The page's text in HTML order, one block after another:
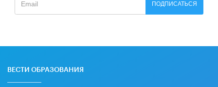
ПОДПИСАТЬСЯ
ВЕСТИ ОБРАЗОВАНИЯ